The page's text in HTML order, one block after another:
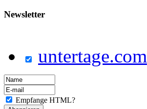
Newsletter
untertage.com
Empfange HTML?